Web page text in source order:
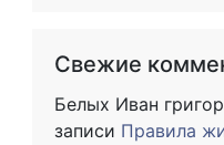
Свежие
Белых Иван
записи Правила